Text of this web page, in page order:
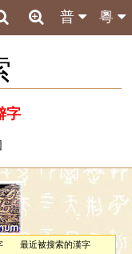
粵
普
字
最近被搜索的漢字